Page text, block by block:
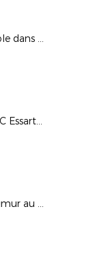
C'est quoi, être bénévole dans un club ?
Coupe de France : le FC Essartais, Petit Poucet du 8e tour
Coupe de France : Saumur au défi du Vannes OC